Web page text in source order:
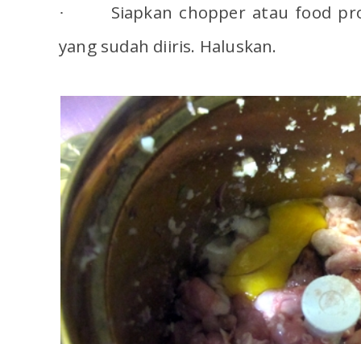
·
Siapkan chopper atau food
yang sudah diiris. Haluskan.